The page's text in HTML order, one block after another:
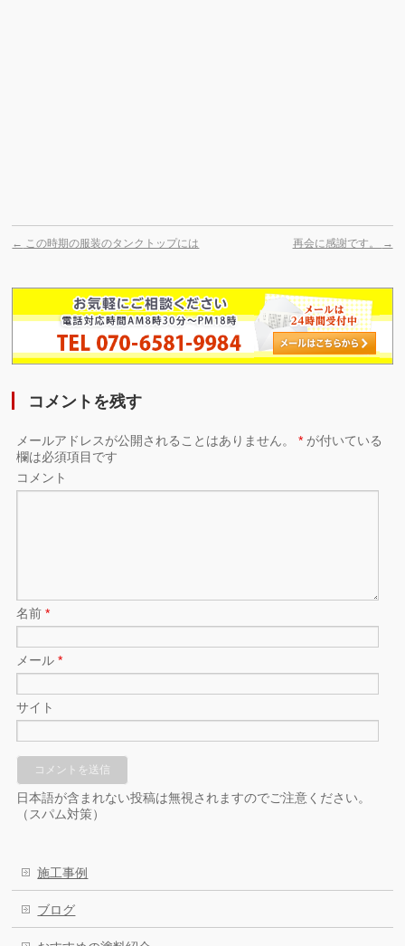
← この時期の服装のタンクトップには 再会に感謝です。 →
コメントを残す
メールアドレスが公開されることはありません。 * が付いている
欄は必須項目です
コメント
名前*
メール*
サイト
日本語が含まれない投稿は無視されますのでご注意ください。
（スパム対策）
施工事例
ブログ